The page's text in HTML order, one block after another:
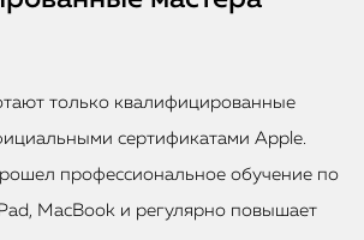
только квалифицированные
сертификатами Apple.
профессиональное обучение по
MacBook и регулярно повышает